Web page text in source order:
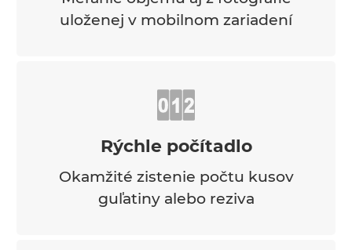
uloženej v mobilnom zariadení
Rýchle počítadlo
Okamžité zistenie počtu kusov
guľatiny alebo reziva